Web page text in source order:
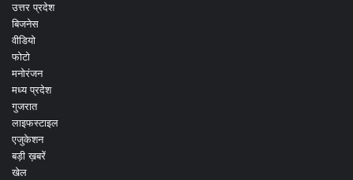
उत्तर प्रदेश
बिजनेस
वीडियो
फोटो
मनोरंजन
मध्य प्रदेश
गुजरात
लाइफस्टाइल
एजुकेशन
बड़ी ख़बरें
खेल